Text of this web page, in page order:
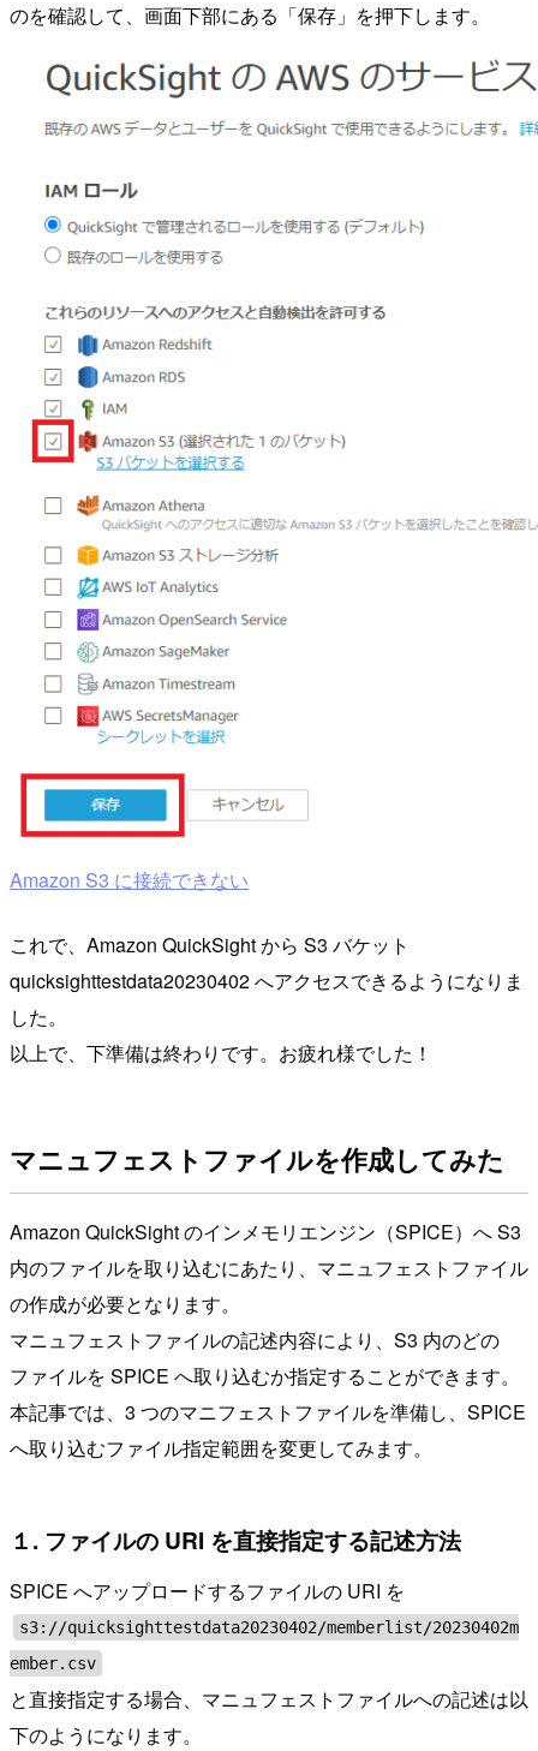
のを確認して、画面下部にある「保存」を押下します。
Amazon S3 に接続できない
これで、Amazon QuickSight から S3 バケット
quicksighttestdata20230402 へアクセスできるようになりま
した。
以上で、下準備は終わりです。お疲れ様でした！
マニュフェストファイルを作成してみた
Amazon QuickSight のインメモリエンジン（SPICE）へ S3
内のファイルを取り込むにあたり、マニュフェストファイル
の作成が必要となります。
マニュフェストファイルの記述内容により、S3 内のどの
ファイルを SPICE へ取り込むか指定することができます。
本記事では、3 つのマニフェストファイルを準備し、SPICE
へ取り込むファイル指定範囲を変更してみます。
１. ファイルの URI を直接指定する記述方法
SPICE へアップロードするファイルの URI を
s3://quicksighttestdata20230402/memberlist/20230402m
ember.csv
と直接指定する場合、マニュフェストファイルへの記述は以
下のようになります。